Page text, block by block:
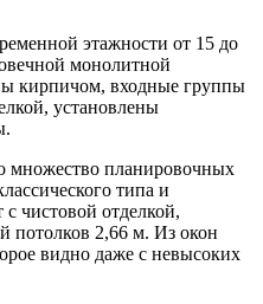
этажности от 15 до
монолитной
кирпичом, входные группы
установлены
множество планировочных
типа и
чистовой отделкой,
потолков 2,66 м. Из окон
видно даже с невысоких